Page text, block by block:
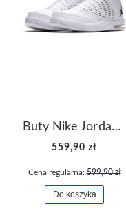
Buty Nike Jordan Flight Origin 4 921196-100
559,90 zł
Cena regularna:599,90 zł
Do koszyka